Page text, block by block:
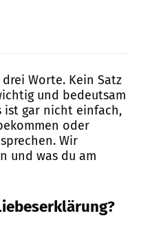
Worte. Kein Satz
und bedeutsam
ist gar nicht einfach,
oder
Wir
und was du am